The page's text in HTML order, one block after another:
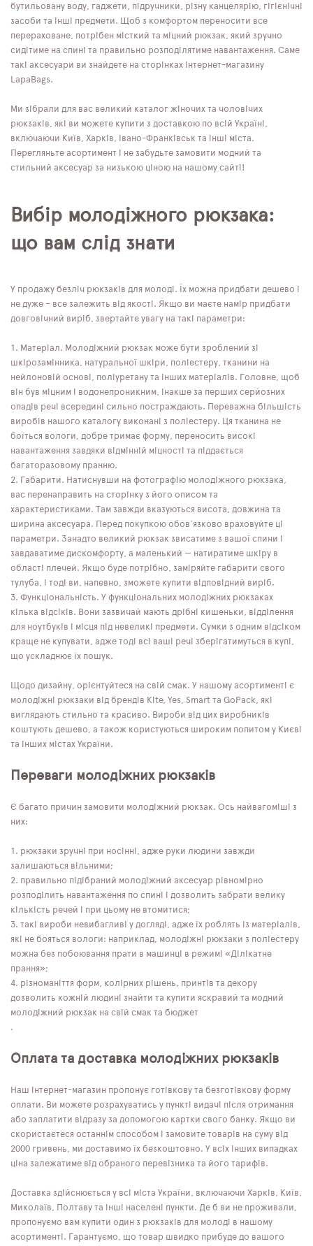
бутильовану воду, гаджети, підручники, різну канцелярію, гігієнічні
засоби та інші предмети. Щоб з комфортом переносити все
перераховане, потрібен місткий та міцний рюкзак, який зручно
сидітиме на спині та правильно розподілятиме навантаження. Саме
такі аксесуари ви знайдете на сторінках інтернет-магазину
LapaBags.
Ми зібрали для вас великий каталог жіночих та чоловічих
рюкзаків, які ви можете купити з доставкою по всій Україні,
включаючи Київ, Харків, Івано-Франківськ та інші міста.
Перегляньте асортимент і не забудьте замовити модний та
стильний аксесуар за низькою ціною на нашому сайті!
Вибір молодіжного рюкзака:
що вам слід знати
У продажу безліч рюкзаків для молоді. Їх можна придбати дешево і
не дуже – все залежить від якості. Якщо ви маєте намір придбати
довговічний виріб, звертайте увагу на такі параметри:
Матеріал. Молодіжний рюкзак може бути зроблений зі
шкірозамінника, натуральної шкіри, поліестеру, тканини на
нейлоновій основі, поліуретану та інших матеріалів. Головне, щоб
він був міцним і водонепроникним, інакше за перших серйозних
опадів речі всередині сильно постраждають. Переважна більшість
виробів нашого каталогу виконані з поліестеру. Ця тканина не
боїться вологи, добре тримає форму, переносить високі
навантаження завдяки відмінній міцності та піддається
багаторазовому пранню.
Габарити. Натиснувши на фотографію молодіжного рюкзака,
вас перенаправить на сторінку з його описом та
характеристиками. Там завжди вказуються висота, довжина та
ширина аксесуара. Перед покупкою обов'язково враховуйте ці
параметри. Занадто великий рюкзак звисатиме з вашої спини і
завдаватиме дискомфорту, а маленький — натиратиме шкіру в
області плечей. Якщо буде потрібно, заміряйте габарити свого
тулуба, і тоді ви, напевно, зможете купити відповідний виріб.
Функціональність. У функціональних молодіжних рюкзаках
кілька відсіків. Вони зазвичай мають дрібні кишеньки, відділення
для ноутбуків і місця під невеликі предмети. Сумки з одним відсіком
краще не купувати, адже тоді всі ваші речі зберігатимуться в купі,
що ускладнює їх пошук.
Щодо дизайну, орієнтуйтеся на свій смак. У нашому асортименті є
молодіжні рюкзаки від брендів Kite, Yes, Smart та GoPack, які
виглядають стильно та красиво. Вироби від цих виробників
коштують дешево, а також користуються широким попитом у Києві
та інших містах України.
Переваги молодіжних рюкзаків
Є багато причин замовити молодіжний рюкзак. Ось найвагоміші з
них:
рюкзаки зручні при носінні, адже руки людини завжди
залишаються вільними;
правильно підібраний молодіжний аксесуар рівномірно
розподілить навантаження по спині і дозволить забрати велику
кількість речей і при цьому не втомитися;
такі вироби невибагливі у догляді, адже їх роблять із матеріалів,
які не бояться вологи: наприклад, молодіжні рюкзаки з поліестеру
можна без побоювання прати в машинці в режимі «Ділікатне
прання»;
різноманіття форм, колірних рішень, принтів та декору
дозволить кожній людині знайти та купити яскравий та модний
молодіжний рюкзак на свій смак та бюджет
.
Оплата та доставка молодіжних рюкзаків
Наш інтернет-магазин пропонує готівкову та безготівкову форму
оплати. Ви можете розрахуватись у пункті видачі після отримання
або заплатити відразу за допомогою картки свого банку. Якщо ви
скористаєтеся останнім способом і замовите товарів на суму від
2000 гривень, ми доставимо їх безкоштовно. У всіх інших випадках
ціна залежатиме від обраного перевізника та його тарифів.
Доставка здійснюється у всі міста України, включаючи Харків, Київ,
Миколаїв, Полтаву та інші населені пункти. Де б ви не проживали,
пропонуємо вам купити один з рюкзаків для молоді в нашому
асортименті. Гарантуємо, що товар швидко прибуде до вашого